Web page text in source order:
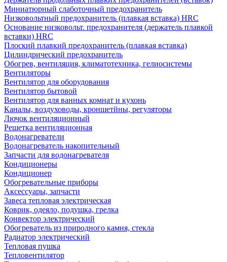
Миниатюрный слаботочный предохранитель
Низковольтный предохранитель (плавкая вставка) HRC
Основание низковольт. предохранителя (держатель плавкой
вставки) HRC
Плоский плавкий предохранитель (плавкая вставка)
Цилиндрический предохранитель
Обогрев, вентиляция, климатотехника, гелиосистемы
Вентиляторы
Вентилятор для оборудования
Вентилятор бытовой
Вентилятор для ванных комнат и кухонь
Каналы, воздуховоды, кроншетйны, регуляторы
Лючок вентиляционный
Решетка вентиляционная
Водонагреватели
Водонагреватель накопительный
Запчасти для водонагревателя
Кондиционеры
Кондиционер
Обогревательные приборы
Аксессуары, запчасти
Завеса тепловая электрическая
Коврик, одеяло, подушка, грелка
Конвектор электрический
Обогреватель из природного камня, стекла
Радиатор электрический
Тепловая пушка
Тепловентилятор